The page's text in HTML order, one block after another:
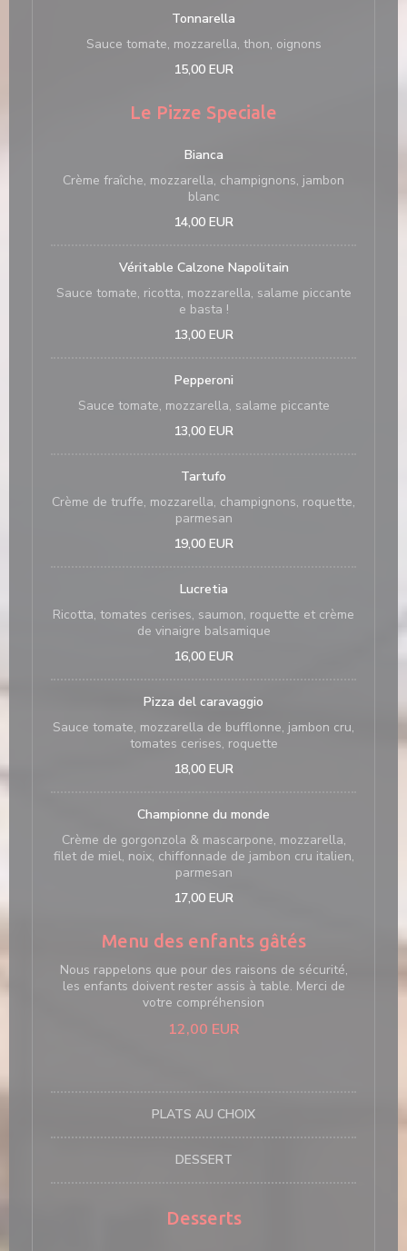
Tonnarella
Sauce tomate, mozzarella, thon, oignons
15,00 EUR
Le Pizze Speciale
Bianca
Crème fraîche, mozzarella, champignons, jambon
blanc
14,00 EUR
Véritable Calzone Napolitain
Sauce tomate, ricotta, mozzarella, salame piccante
e basta !
13,00 EUR
Pepperoni
Sauce tomate, mozzarella, salame piccante
13,00 EUR
Tartufo
Crème de truffe, mozzarella, champignons, roquette,
parmesan
19,00 EUR
Lucretia
Ricotta, tomates cerises, saumon, roquette et crème
de vinaigre balsamique
16,00 EUR
Pizza del caravaggio
Sauce tomate, mozzarella de bufflonne, jambon cru,
tomates cerises, roquette
18,00 EUR
Championne du monde
Crème de gorgonzola & mascarpone, mozzarella,
filet de miel, noix, chiffonnade de jambon cru italien,
parmesan
17,00 EUR
Menu des enfants gâtés
Nous rappelons que pour des raisons de sécurité,
les enfants doivent rester assis à table. Merci de
votre compréhension
12,00 EUR
PLATS AU CHOIX
DESSERT
Desserts